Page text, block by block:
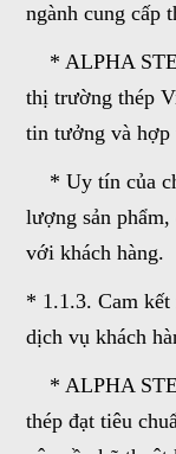
ngành cung cấp
* ALPHA
thị trường thép
tin tưởng và hợp
* Uy tín của
lượng sản
với khách hàng.
* 1.1.3. Cam kết
dịch vụ khách
* ALPHA
thép đạt tiêu